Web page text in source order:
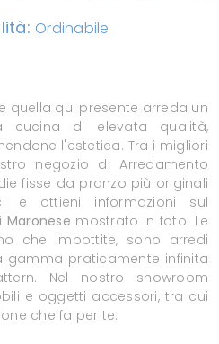
Ordinabile
quella qui presente arreda un
cucina di elevata qualità,
l'estetica. Tra i migliori
negozio di Arredamento
fisse da pranzo più originali
e ottieni informazioni sul
Maronese mostrato in foto. Le
che imbottite, sono arredi
gamma praticamente infinita
Nel nostro showroom
e oggetti accessori, tra cui
che fa per te.